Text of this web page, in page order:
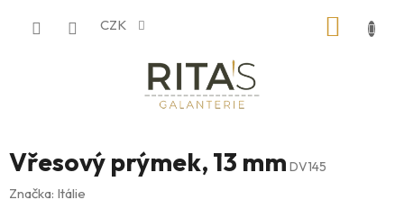
CZK
Vřesový prýmek, 13 mm DV145
Značka: Itálie